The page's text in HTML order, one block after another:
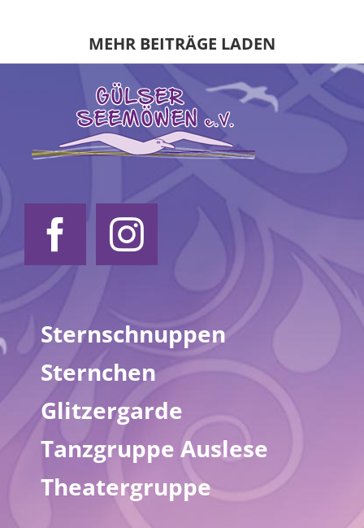
MEHR BEITRÄGE LADEN
Sternschnuppen
Sternchen
Glitzergarde
Tanzgruppe Auslese
Theatergruppe